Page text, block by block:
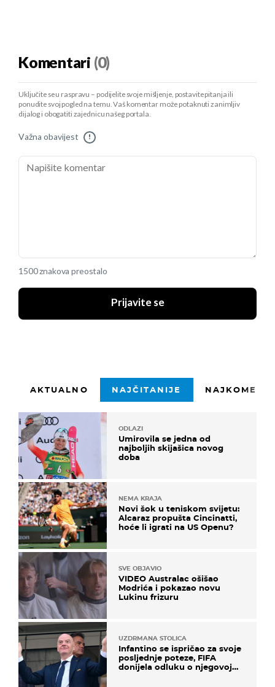
Komentari (0)
Uključite se u raspravu – podijelite svoje mišljenje, postavite pitanja ili
ponudite svoj pogled na temu. Vaš komentar može potaknuti zanimljiv
dijalog i obogatiti zajednicu našeg portala.
Važna obavijest !
1500 znakova preostalo
Prijavite se
AKTUALNO NAJČITANIJE
ODLAZI
Umirovila se jedna od
najboljih skijašica novog
doba
NEMA KRAJA
Novi šok u teniskom svijetu:
Alcaraz propušta Cincinatti,
hoće li igrati na US Openu?
SVE OBJAVIO
VIDEO Australac ošišao
Modrića i pokazao novu
Lukinu frizuru
UZDRMANA STOLICA
Infantino se ispričao za svoje
posljednje poteze, FIFA
donijela odluku o njegovoj